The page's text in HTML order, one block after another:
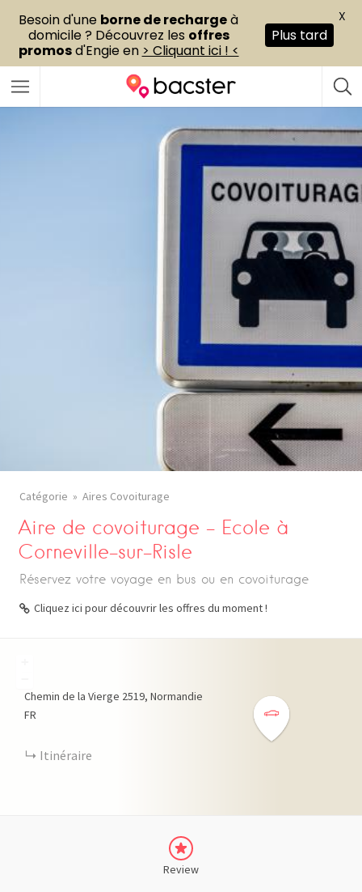
Catégorie Aires Covoiturage
Aire de covoiturage – Ecole à
Corneville-sur-Risle
Réservez votre voyage en bus ou en covoiturage
Cliquez ici pour découvrir les offres du moment !
Chemin de la Vierge 2519 Normandie
FR
Itinéraire
Review
Besoin d'une borne de rechargeà
domicile ? Découvrez les offres
promosd'Engie en > Cliquant ici ! <
Plus tard
X